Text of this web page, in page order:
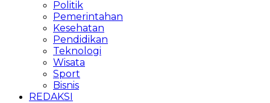
Politik
Pemerintahan
Kesehatan
Pendidikan
Teknologi
Wisata
Sport
Bisnis
REDAKSI